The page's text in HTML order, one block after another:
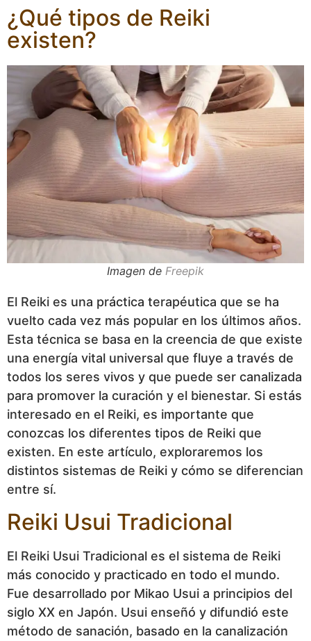
¿Qué tipos de Reiki
existen?
Imagen de Freepik
El Reiki es una práctica terapéutica que se ha
vuelto cada vez más popular en los últimos años.
Esta técnica se basa en la creencia de que existe
una energía vital universal que fluye a través de
todos los seres vivos y que puede ser canalizada
para promover la curación y el bienestar. Si estás
interesado en el Reiki, es importante que
conozcas los diferentes tipos de Reiki que
existen. En este artículo, exploraremos los
distintos sistemas de Reiki y cómo se diferencian
entre sí.
Reiki Usui Tradicional
El Reiki Usui Tradicional es el sistema de Reiki
más conocido y practicado en todo el mundo.
Fue desarrollado por Mikao Usui a principios del
siglo XX en Japón. Usui enseñó y difundió este
método de sanación, basado en la canalización